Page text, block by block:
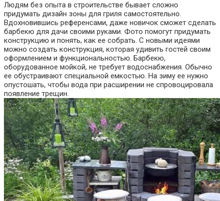
Людям без опыта в строительстве бывает сложно
придумать дизайн зоны для гриля самостоятельно.
Вдохновившись референсами, даже новичок сможет сделать
барбекю для дачи своими руками. Фото помогут придумать
конструкцию и понять, как ее собрать. С новыми идеями
можно создать конструкция, которая удивить гостей своим
оформлением и функциональностью. Барбекю,
оборудованное мойкой, не требует водоснабжения. Обычно
ее обустраивают специальной емкостью. На зиму ее нужно
опустошать, чтобы вода при расширении не спровоцировала
появление трещин.